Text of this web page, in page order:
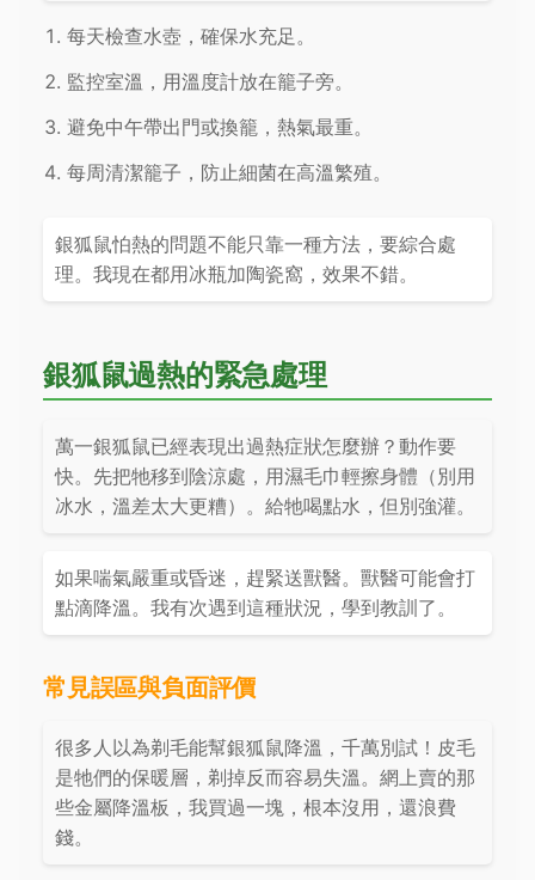
每天檢查水壺，確保水充足。
監控室溫，用溫度計放在籠子旁。
避免中午帶出門或換籠，熱氣最重。
每周清潔籠子，防止細菌在高溫繁殖。
銀狐鼠怕熱的問題不能只靠一種方法，要綜合處
理。我現在都用冰瓶加陶瓷窩，效果不錯。
銀狐鼠過熱的緊急處理
萬一銀狐鼠已經表現出過熱症狀怎麼辦？動作要
快。先把牠移到陰涼處，用濕毛巾輕擦身體（別用
冰水，溫差太大更糟）。給牠喝點水，但別強灌。
如果喘氣嚴重或昏迷，趕緊送獸醫。獸醫可能會打
點滴降溫。我有次遇到這種狀況，學到教訓了。
常見誤區與負面評價
很多人以為剃毛能幫銀狐鼠降溫，千萬別試！皮毛
是牠們的保暖層，剃掉反而容易失溫。網上賣的那
些金屬降溫板，我買過一塊，根本沒用，還浪費
錢。